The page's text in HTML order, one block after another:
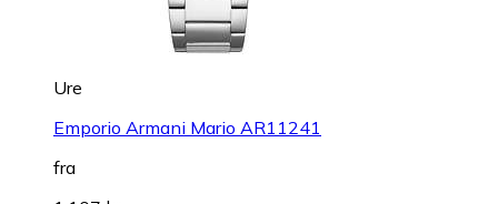
Ure
Emporio Armani Mario AR11241
fra